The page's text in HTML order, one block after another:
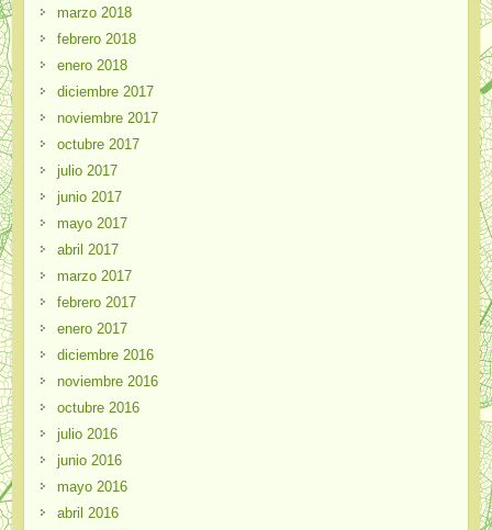
marzo 2018
febrero 2018
enero 2018
diciembre 2017
noviembre 2017
octubre 2017
julio 2017
junio 2017
mayo 2017
abril 2017
marzo 2017
febrero 2017
enero 2017
diciembre 2016
noviembre 2016
octubre 2016
julio 2016
junio 2016
mayo 2016
abril 2016